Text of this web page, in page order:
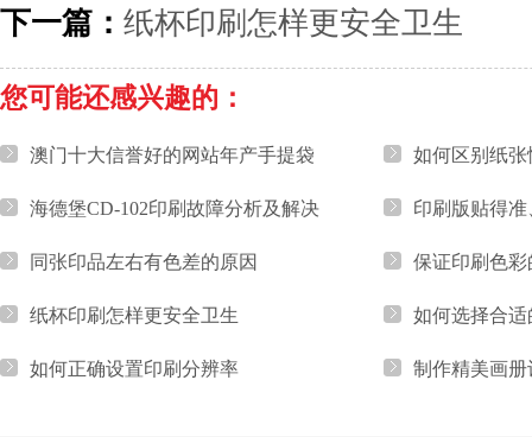
下一篇： 纸杯印刷怎样更安全卫生
您可能还感兴趣的：
澳门十大信誉好的网站年产手提袋 如何区别纸
海德堡CD-102印刷故障分析及解决 印刷版贴得
同张印品左右有色差的原因 保证印刷色
纸杯印刷怎样更安全卫生 如何选择合
如何正确设置印刷分辨率 制作精美画